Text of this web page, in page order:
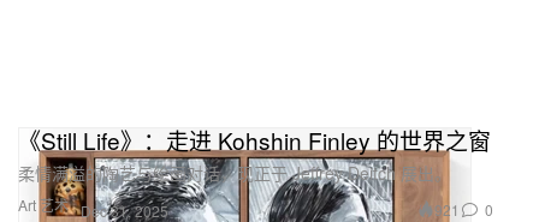
Art 艺术
《Still Life》：走进 Kohshin Finley 的世界之窗
柔情满溢的陶艺与绘画对话，现正于 Jeffrey Deitch 展出。
Dec 31, 2025 921 0